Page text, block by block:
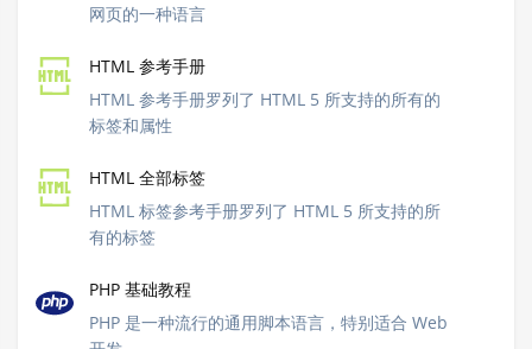
网页的一种语言
HTML 参考手册
HTML 参考手册罗列了 HTML 5 所支持的所有的
标签和属性
HTML 全部标签
HTML 标签参考手册罗列了 HTML 5 所支持的所
有的标签
PHP 基础教程
PHP 是一种流行的通用脚本语言，特别适合 Web